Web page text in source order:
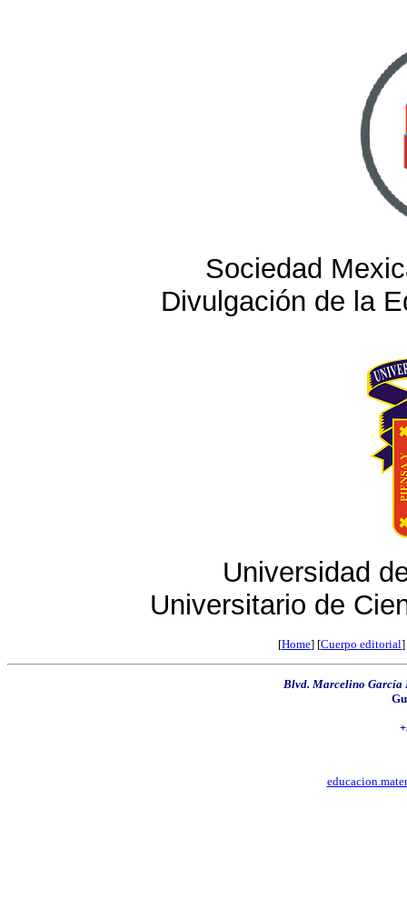
Sociedad
Divulgación de la
Universidad
Universitario de
[Home] [Cuerpo editorial]
Blvd. Marcelino García